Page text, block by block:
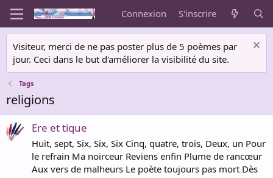
Connexion S'inscrire
Visiteur, merci de ne pas poster plus de 5 poèmes par
jour. Ceci dans le but d'améliorer la visibilité du site.
Tags
religions
Ere et tique
Huit, sept, Six, Six, Six Cinq, quatre, trois, Deux, un Pour
le refrain Ma noirceur Reviens enfin Plume de rancœur
Aux vers de malheurs Le poète toujours pas mort Dès